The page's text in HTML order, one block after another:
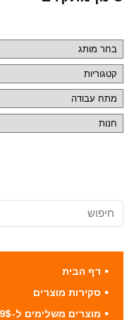
דף הבית
סקירות מוצרים
מוצרים משלימים ל-49$